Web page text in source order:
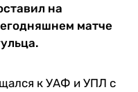
на
матче
к УАФ и УПЛ с